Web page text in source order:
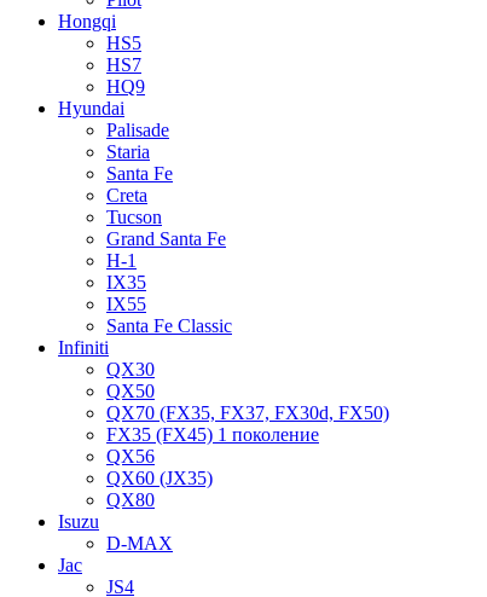
Hongqi
HS5
HS7
HQ9
Hyundai
Palisade
Staria
Santa Fe
Creta
Tucson
Grand Santa Fe
H-1
IX35
IX55
Santa Fe Classic
Infiniti
QX30
QX50
QX70 (FX35, FX37, FX30d, FX50)
FX35 (FX45) 1 поколение
QX56
QX60 (JX35)
QX80
Isuzu
D-MAX
Jac
JS4